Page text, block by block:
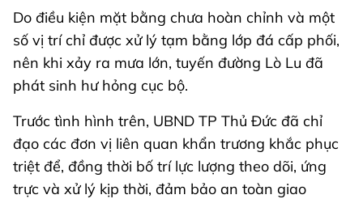
Do điều kiện mặt bằng chưa hoàn chỉnh và một
số vị trí chỉ được xử lý tạm bằng lớp đá cấp phối,
nên khi xảy ra mưa lớn, tuyến đường Lò Lu đã
phát sinh hư hỏng cục bộ.
Trước tình hình trên, UBND TP Thủ Đức đã chỉ
đạo các đơn vị liên quan khẩn trương khắc phục
triệt để, đồng thời bố trí lực lượng theo dõi, ứng
trực và xử lý kịp thời, đảm bảo an toàn giao